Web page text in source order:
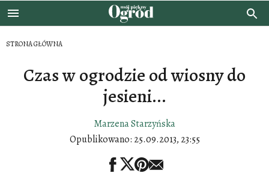
STRONA GŁÓWNA
Czas w ogrodzie od wiosny do
jesieni...
Marzena Starzyńska
Opublikowano: 25.09.2013, 23:55